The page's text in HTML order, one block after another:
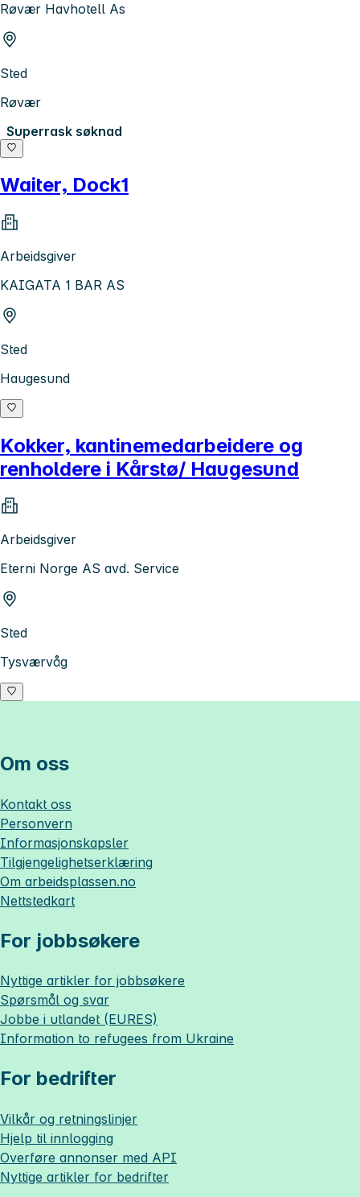
Røvær Havhotell As
Sted
Røvær
Superrask søknad
Waiter, Dock1
Arbeidsgiver
KAIGATA 1 BAR AS
Sted
Haugesund
Kokker, kantinemedarbeidere og
renholdere i Kårstø/ Haugesund
Arbeidsgiver
Eterni Norge AS avd. Service
Sted
Tysværvåg
Om oss
Kontakt oss
Personvern
Informasjonskapsler
Tilgjengelighetserklæring
Om arbeidsplassen.no
Nettstedkart
For jobbsøkere
Nyttige artikler for jobbsøkere
Spørsmål og svar
Jobbe i utlandet (EURES)
Information to refugees from Ukraine
For bedrifter
Vilkår og retningslinjer
Hjelp til innlogging
Overføre annonser med API
Nyttige artikler for bedrifter